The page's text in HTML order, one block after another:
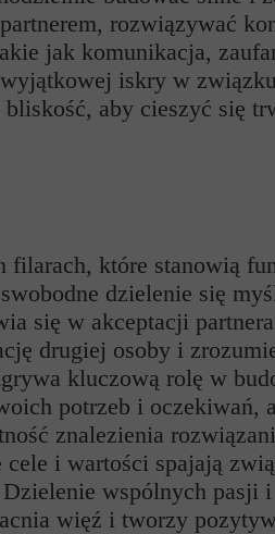
rozwiązywać
jak komunikacja,
iskry w
aby cieszyć się
które stanowią
dzielenie się
się w akceptacji
drugiej osoby i
kluczową rolę w
potrzeb i
znalezienia
i wartości spajają
wspólnych pasji
więź i tworzy